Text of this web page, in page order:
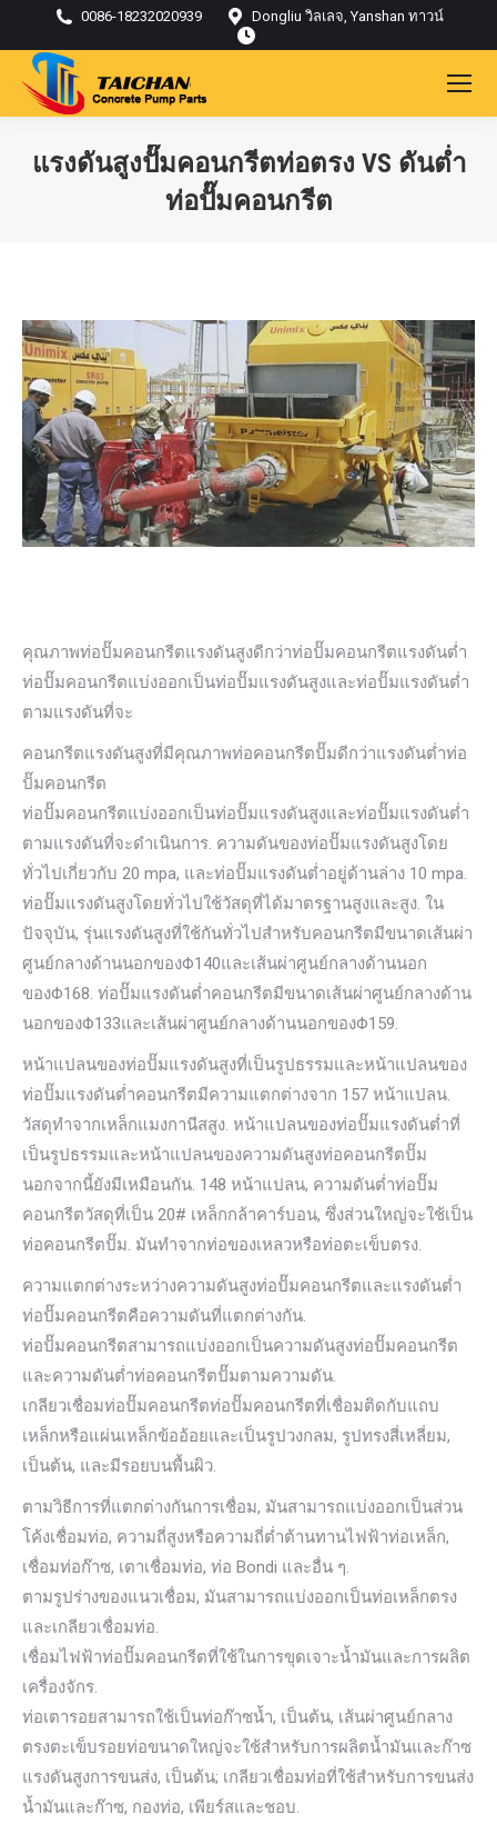
0086-18232020939 Dongliu วิลเลจ, Yanshan ทาวน์
แรงดันสูงปั๊มคอนกรีตท่อตรง VS ดันต่ำ
ท่อปั๊มคอนกรีต
คุณภาพท่อปั๊มคอนกรีตแรงดันสูงดีกว่าท่อปั๊มคอนกรีตแรงดันต่ำ
ท่อปั๊มคอนกรีตแบ่งออกเป็นท่อปั๊มแรงดันสูงและท่อปั๊มแรงดันต่ำ
ตามแรงดันที่จะ
คอนกรีตแรงดันสูงที่มีคุณภาพท่อคอนกรีตปั๊มดีกว่าแรงดันต่ำท่อ
ปั๊มคอนกรีต
ท่อปั๊มคอนกรีตแบ่งออกเป็นท่อปั๊มแรงดันสูงและท่อปั๊มแรงดันต่ำ
ตามแรงดันที่จะดำเนินการ. ความดันของท่อปั๊มแรงดันสูงโดย
ทั่วไปเกี่ยวกับ 20 mpa, และท่อปั๊มแรงดันต่ำอยู่ด้านล่าง 10 mpa.
ท่อปั๊มแรงดันสูงโดยทั่วไปใช้วัสดุที่ได้มาตรฐานสูงและสูง. ใน
ปัจจุบัน, รุ่นแรงดันสูงที่ใช้กันทั่วไปสำหรับคอนกรีตมีขนาดเส้นผ่า
ศูนย์กลางด้านนอกของΦ140และเส้นผ่าศูนย์กลางด้านนอก
ของΦ168. ท่อปั๊มแรงดันต่ำคอนกรีตมีขนาดเส้นผ่าศูนย์กลางด้าน
นอกของΦ133และเส้นผ่าศูนย์กลางด้านนอกของΦ159.
หน้าแปลนของท่อปั๊มแรงดันสูงที่เป็นรูปธรรมและหน้าแปลนของ
ท่อปั๊มแรงดันต่ำคอนกรีตมีความแตกต่างจาก 157 หน้าแปลน.
วัสดุทำจากเหล็กแมงกานีสสูง. หน้าแปลนของท่อปั๊มแรงดันต่ำที่
เป็นรูปธรรมและหน้าแปลนของความดันสูงท่อคอนกรีตปั๊ม
นอกจากนี้ยังมีเหมือนกัน. 148 หน้าแปลน, ความดันต่ำท่อปั๊ม
คอนกรีตวัสดุที่เป็น 20# เหล็กกล้าคาร์บอน, ซึ่งส่วนใหญ่จะใช้เป็น
ท่อคอนกรีตปั๊ม. มันทำจากท่อของเหลวหรือท่อตะเข็บตรง.
ความแตกต่างระหว่างความดันสูงท่อปั๊มคอนกรีตและแรงดันต่ำ
ท่อปั๊มคอนกรีตคือความดันที่แตกต่างกัน.
ท่อปั๊มคอนกรีตสามารถแบ่งออกเป็นความดันสูงท่อปั๊มคอนกรีต
และความดันต่ำท่อคอนกรีตปั๊มตามความดัน.
เกลียวเชื่อมท่อปั๊มคอนกรีตท่อปั๊มคอนกรีตที่เชื่อมติดกับแถบ
เหล็กหรือแผ่นเหล็กข้ออ้อยและเป็นรูปวงกลม, รูปทรงสี่เหลี่ยม,
เป็นต้น, และมีรอยบนพื้นผิว.
ตามวิธีการที่แตกต่างกันการเชื่อม, มันสามารถแบ่งออกเป็นส่วน
โค้งเชื่อมท่อ, ความถี่สูงหรือความถี่ต่ำต้านทานไฟฟ้าท่อเหล็ก,
เชื่อมท่อก๊าซ, เตาเชื่อมท่อ, ท่อ Bondi และอื่น ๆ.
ตามรูปร่างของแนวเชื่อม, มันสามารถแบ่งออกเป็นท่อเหล็กตรง
และเกลียวเชื่อมท่อ.
เชื่อมไฟฟ้าท่อปั๊มคอนกรีตที่ใช้ในการขุดเจาะน้ำมันและการผลิต
เครื่องจักร.
ท่อเตารอยสามารถใช้เป็นท่อก๊าซน้ำ, เป็นต้น, เส้นผ่าศูนย์กลาง
ตรงตะเข็บรอยท่อขนาดใหญ่จะใช้สำหรับการผลิตน้ำมันและก๊าซ
แรงดันสูงการขนส่ง, เป็นต้น; เกลียวเชื่อมท่อที่ใช้สำหรับการขนส่ง
น้ำมันและก๊าซ, กองท่อ, เพียร์สและชอบ.